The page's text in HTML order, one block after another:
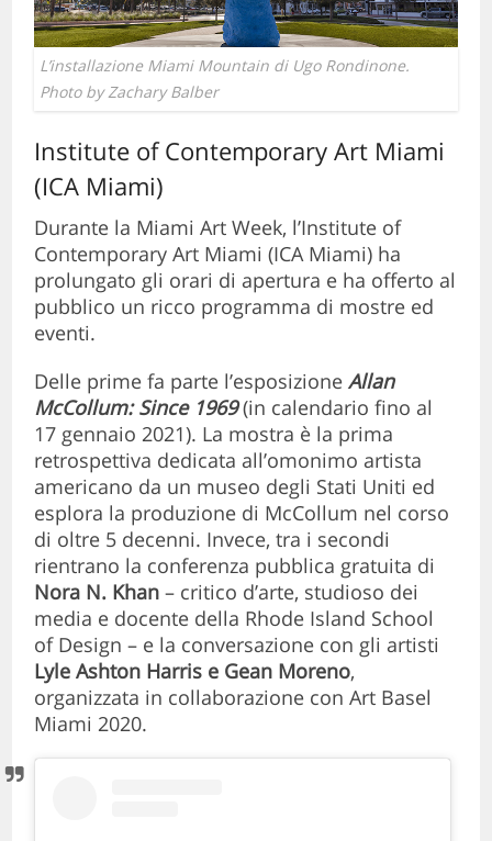
L’installazione Miami Mountain di Ugo Rondinone.
Photo by Zachary Balber
Institute of Contemporary Art Miami
(ICA Miami)
Durante la Miami Art Week, l’Institute of
Contemporary Art Miami (ICA Miami) ha
prolungato gli orari di apertura e ha offerto al
pubblico un ricco programma di mostre ed
eventi.
Delle prime fa parte l’esposizioneAllan
McCollum: Since 1969(in calendario fino al
17 gennaio 2021). La mostra è la prima
retrospettiva dedicata all’omonimo artista
americano da un museo degli Stati Uniti ed
esplora la produzione di McCollum nel corso
di oltre 5 decenni. Invece, tra i secondi
rientrano la conferenza pubblica gratuita di
Nora N. Khan – critico d’arte, studioso dei
media e docente della Rhode Island School
of Design – e la conversazione con gli artisti
Lyle Ashton Harris e Gean Moreno,
organizzata in collaborazione con Art Basel
Miami 2020.